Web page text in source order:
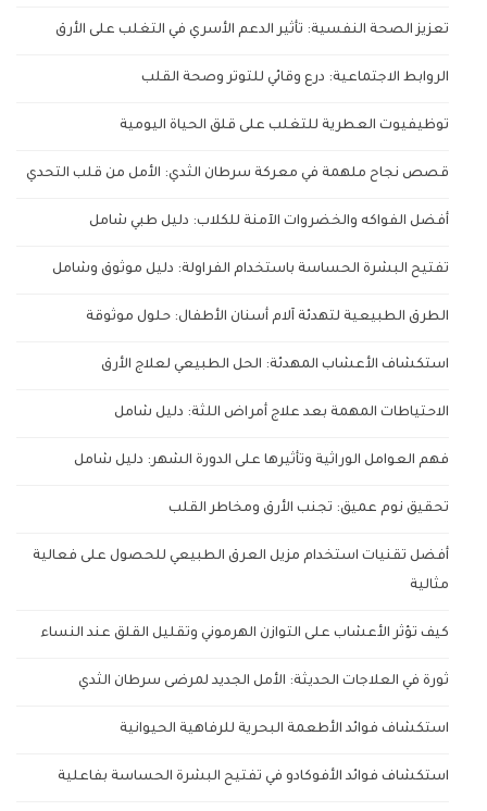
تعزيز الصحة النفسية: تأثير الدعم الأسري في التغلب على الأرق
الروابط الاجتماعية: درع وقائي للتوتر وصحة القلب
توظيفيوت العطرية للتغلب على قلق الحياة اليومية
قصص نجاح ملهمة في معركة سرطان الثدي: الأمل من قلب التحدي
أفضل الفواكه والخضروات الآمنة للكلاب: دليل طبي شامل
تفتيح البشرة الحساسة باستخدام الفراولة: دليل موثوق وشامل
الطرق الطبيعية لتهدئة آلام أسنان الأطفال: حلول موثوقة
استكشاف الأعشاب المهدئة: الحل الطبيعي لعلاج الأرق
الاحتياطات المهمة بعد علاج أمراض اللثة: دليل شامل
فهم العوامل الوراثية وتأثيرها على الدورة الشهر: دليل شامل
تحقيق نوم عميق: تجنب الأرق ومخاطر القلب
أفضل تقنيات استخدام مزيل العرق الطبيعي للحصول على فعالية
مثالية
كيف تؤثر الأعشاب على التوازن الهرموني وتقليل القلق عند النساء
ثورة في العلاجات الحديثة: الأمل الجديد لمرضى سرطان الثدي
استكشاف فوائد الأطعمة البحرية للرفاهية الحيوانية
استكشاف فوائد الأفوكادو في تفتيح البشرة الحساسة بفاعلية